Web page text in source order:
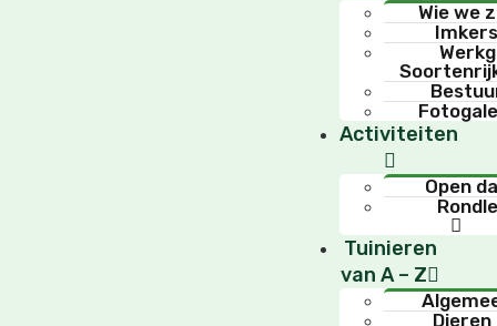
Wie we
Activiteiten
Open
Tuinieren
van A – Z
Dieren